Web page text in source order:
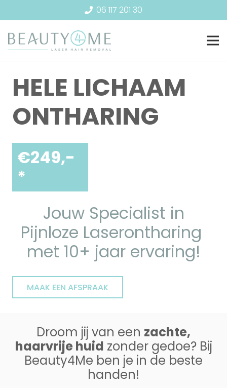
06 117 201 30
HELE LICHAAM
ONTHARING
€249,-
*
Jouw Specialist in
Pijnloze Laserontharing
met 10+ jaar ervaring!
MAAK EEN AFSPRAAK
Droom jij van een zachte,
haarvrije huid zonder gedoe? Bij
Beauty4Me ben je in de beste
handen!